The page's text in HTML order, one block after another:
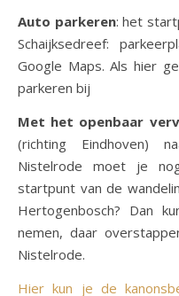
Auto parkeren: het
Schaijksedreef:
Google Maps. Als hier
parkeren bij
Met het openbaar
(richting Eindhoven)
Nistelrode moet je
startpunt van de
Hertogenbosch? Dan
nemen, daar
Nistelrode.
Hier kun je de